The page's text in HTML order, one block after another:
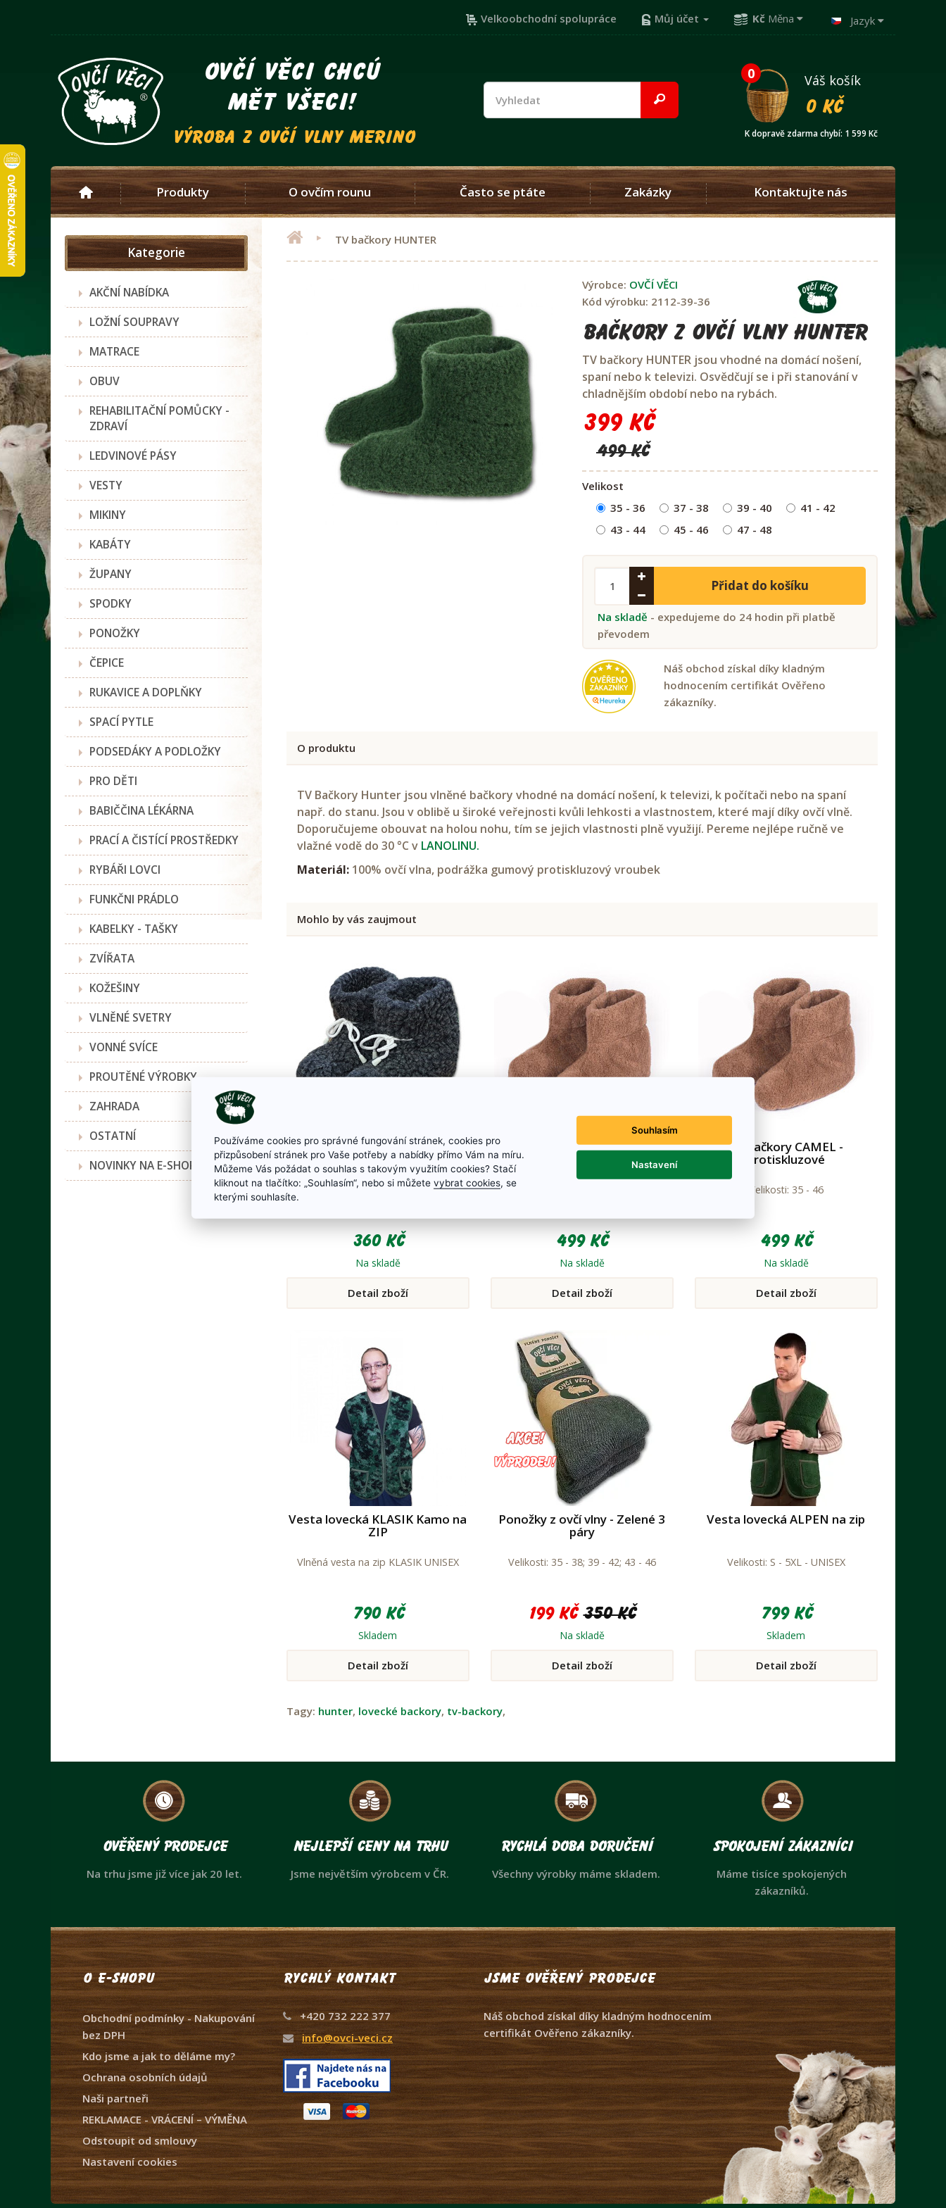
Velkoobchodní spolupráce Můj účet Kč Měna Jazyk
ovčí věci chcú
mět všeci!
výroba z ovčí vlny merino
0
Váš košík
0 Kč
K dopravě zdarma chybí: 1 599 Kč
Produkty O ovčím rounu Často se ptáte Zakázky Kontaktujte nás
Kategorie
AKČNÍ NABÍDKA
LOŽNÍ SOUPRAVY
MATRACE
OBUV
REHABILITAČNÍ POMŮCKY -
ZDRAVÍ
LEDVINOVÉ PÁSY
VESTY
MIKINY
KABÁTY
ŽUPANY
SPODKY
PONOŽKY
ČEPICE
RUKAVICE A DOPLŇKY
SPACÍ PYTLE
PODSEDÁKY A PODLOŽKY
PRO DĚTI
BABIČČINA LÉKÁRNA
PRACÍ A ČISTÍCÍ PROSTŘEDKY
RYBÁŘI LOVCI
FUNKČNI PRÁDLO
KABELKY - TAŠKY
ZVÍŘATA
KOŽEŠINY
VLNĚNÉ SVETRY
VONNÉ SVÍCE
PROUTĚNÉ VÝROBKY
ZAHRADA
OSTATNÍ
NOVINKY NA E-SHOPU
TV bačkory HUNTER
Výrobce: OVČÍ VĚCI
Kód výrobku: 2112-39-36
Bačkory z ovčí vlny Hunter
TV bačkory HUNTER jsou vhodné na domácí nošení,
spaní nebo k televizi. Osvědčují se i při stanování v
chladnějším období nebo na rybách.
399 Kč
499 Kč
Velikost
35 - 36
37 - 38 39 - 40
41 - 42
43 - 44
45 - 46 47 - 48
Přidat do košíku
Na skladě - expedujeme do 24 hodin při platbě
převodem
Náš obchod získal díky kladným
hodnocením certifikát Ověřeno
zákazníky.
O produktu
TV Bačkory Hunter jsou vlněné bačkory vhodné na domácí nošení, k televizi, k počítači nebo na spaní
např. do stanu. Jsou v oblibě u široké veřejnosti kvůli lehkosti a vlastnostem, které mají díky ovčí vlně.
Doporučujeme obouvat na holou nohu, tím se jejich vlastnosti plně využijí. Pereme nejlépe ručně ve
vlažné vodě do 30 °C v LANOLINU.
Materiál: 100% ovčí vlna, podrážka gumový protiskluzový vroubek
Mohlo by vás zaujmout
Vlněné bačkory Grafit -
protiskluzové
Velikosti: 35 - 46
360 Kč
Na skladě
Detail zboží
TV bačkory CAMEL
499 Kč
Na skladě
Detail zboží
TV bačkory CAMEL -
protiskluzové
Velikosti: 35 - 46
499 Kč
Na skladě
Detail zboží
Vesta lovecká KLASIK Kamo na
ZIP
Vlněná vesta na zip KLASIK UNISEX
790 Kč
Skladem
Detail zboží
Ponožky z ovčí vlny - Zelené 3
páry
Velikosti: 35 - 38; 39 - 42; 43 - 46
199 Kč 350 Kč
Na skladě
Detail zboží
Vesta lovecká ALPEN na zip
Velikosti: S - 5XL - UNISEX
799 Kč
Skladem
Detail zboží
Tagy: hunter, lovecké backory, tv-backory,
Ověřený prodejce
Na trhu jsme již více jak 20 let.
Nejlepší ceny na trhu
Jsme největším výrobcem v ČR.
Rychlá doba doručení
Všechny výrobky máme skladem.
Spokojení zákazníci
Máme tisíce spokojených
zákazníků.
O e-shopu
Obchodní podmínky - Nakupování
bez DPH
Kdo jsme a jak to děláme my?
Ochrana osobních údajů
Naši partneři
REKLAMACE - VRÁCENÍ – VÝMĚNA
Odstoupit od smlouvy
Nastavení cookies
Rychlý kontakt
+420 732 222 377
info@ovci-veci.cz
Jsme ověřený prodejce
Náš obchod získal díky kladným hodnocením
certifikát Ověřeno zákazníky.
Používáme cookies pro správné fungování stránek, cookies pro
přizpůsobení stránek pro Vaše potřeby a nabídky přímo Vám na míru.
Můžeme Vás požádat o souhlas s takovým využitím cookies? Stačí
kliknout na tlačítko: „Souhlasím“, nebo si můžete vybrat cookies, se
kterými souhlasíte.
Souhlasím
Nastavení